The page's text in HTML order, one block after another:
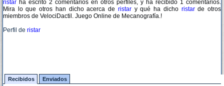
ristar ha escrito 2 comentarios en otros perfiles, y ha recibido 1 comentarios.
Mira lo que otros han dicho acerca de ristary qué ha dicho ristarde otros
miembros de VelociDactil. Juego Online de Mecanografía.!
Perfil de ristar
Recibidos Enviados